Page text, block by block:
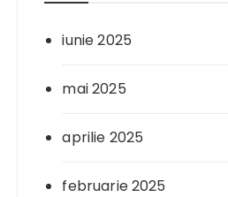
iunie 2025
mai 2025
aprilie 2025
februarie 2025